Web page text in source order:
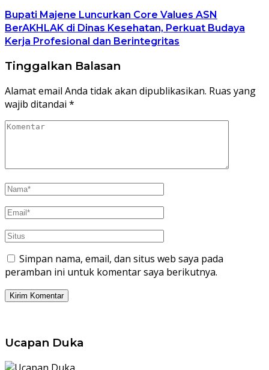
Bupati Majene Luncurkan Core Values ASN
BerAKHLAK di Dinas Kesehatan, Perkuat Budaya
Kerja Profesional dan Berintegritas
Tinggalkan Balasan
Alamat email Anda tidak akan dipublikasikan. Ruas yang
wajib ditandai *
Simpan nama, email, dan situs web saya pada
peramban ini untuk komentar saya berikutnya.
Ucapan Duka